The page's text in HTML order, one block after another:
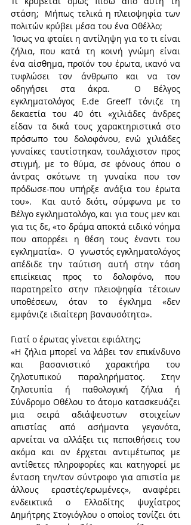
στάση;  Μήπως τελικά η πλειοψηφία των
πολιτών κρύβει μέσα του ένα Οθέλλο;
Ίσως να φταίει η αντίληψη για το τι είναι
ζήλια, που κατά τη κοινή γνώμη είναι
ένα αίσθημα, προϊόν του έρωτα, ικανό να
τυφλώσει τον άνθρωπο και να τον
οδηγήσει στα άκρα.  Ο Βέλγος
εγκληματολόγος E.de Greeff τόνιζε τη
δεκαετία του 40 ότι «χιλιάδες άνδρες
είδαν τα δικά τους χαρακτηριστικά στο
πρόσωπο του δολοφόνου, ενώ χιλιάδες
γυναίκες ταυτίστηκαν, τουλάχιστον προς
στιγμή, με το θύμα, σε φόνους όπου ο
άντρας σκότωνε τη γυναίκα που τον
πρόδωσε-που υπήρξε ανάξια του έρωτα
του».  Και αυτό διότι, σύμφωνα με το
Βέλγο εγκληματολόγο, και για τους μεν και
για τις δε, «το δράμα αποκτά ειδικό νόημα
που απορρέει η θέση τους έναντι του
εγκληματία».  Ο  γνωστός εγκληματολόγος
απέδιδε την ταύτιση αυτή στην τάση
επιείκειας προς το δολοφόνο, που
παρατηρείτο στην πλειοψηφία τέτοιων
υποθέσεων, όταν το έγκλημα «δεν
εμφάνιζε ιδιαίτερη βαναυσότητα».
Γιατί ο έρωτας γίνεται εφιάλτης;
«Η ζήλια μπορεί να λάβει τον επικίνδυνο
και βασανιστικό χαρακτήρα του
ζηλοτυπικού παραληρήματος. Στην
ζηλοτυπία ή παθολογική ζήλια ή
Σύνδρομο Οθέλου το άτομο κατασκευάζει
μια σειρά αδιάψευστων στοιχείων
απιστίας από ασήμαντα γεγονότα,
αρνείται να αλλάξει τις πεποιθήσεις του
ακόμα και αν έρχεται αντιμέτωπος με
αντίθετες πληροφορίες και κατηγορεί με
ένταση την/τον σύντροφο για απιστία με
άλλους εραστές/ερωμένες», αναφέρει
ενδεικτικά ο Ελλαδίτης ψυχίατρος
Δημήτρης Στογιόγλου ο οποίος τονίζει ότι